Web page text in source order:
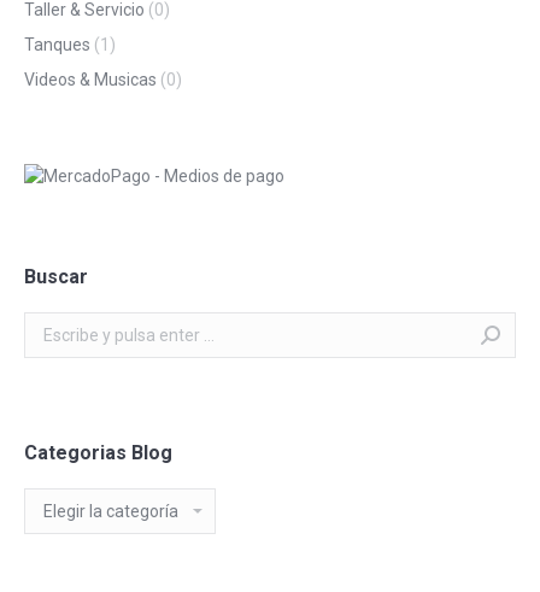
Taller & Servicio (0)
Tanques (1)
Videos & Musicas (0)
Buscar
Buscar:
Categorias Blog
Categorias
Blog